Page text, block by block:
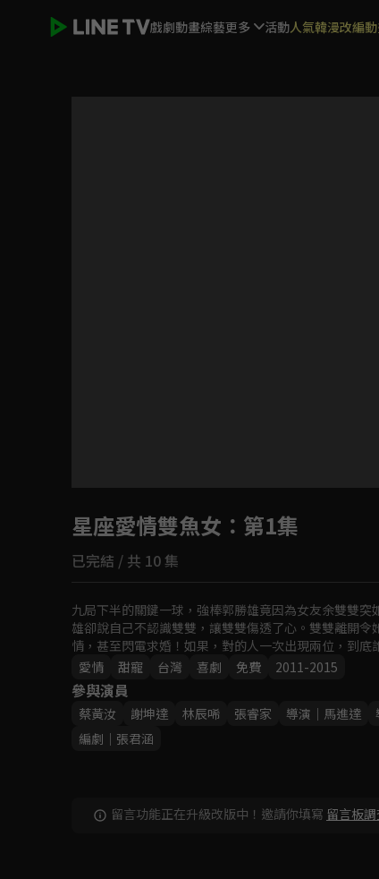
戲劇動畫綜藝更多 活動人氣韓漫改編
如有不便請見諒
星座愛情雙魚女 ：第1集
已完結 / 共 10 集
九局下半的關鍵一球，強棒郭勝雄竟因為女友余雙雙
雄卻說自己不認識雙雙，讓雙雙傷透了心。雙雙離開
情，甚至閃電求婚！如果，對的人一次出現兩位，到底
愛情
甜寵 台灣 喜劇 免費 2011-2015
參與演員
蔡黃汝 謝坤達 林辰唏 張睿家 導演｜馬進達
編劇｜張君涵
留言功能正在升級改版中！邀請你填寫 留言板調